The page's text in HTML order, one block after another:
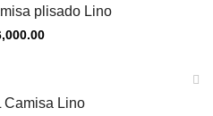
plisado Lino
Camisa Lino